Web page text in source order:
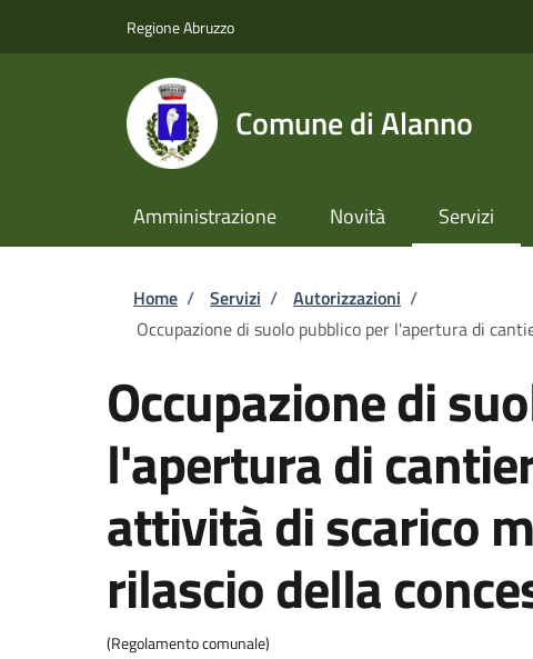
Regione Abruzzo
Comune di Alanno
Amministrazione Novità Servizi
Briciole di pane
Home / Servizi / Autorizzazioni /
Occupazione di suolo pubblico per l'apertura di
Occupazione di
l'apertura di
attività di scarico
rilascio della
(Regolamento comunale)